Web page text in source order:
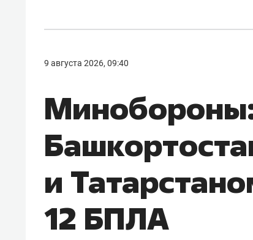
9 августа 2026, 09:40
и
12 БПЛА